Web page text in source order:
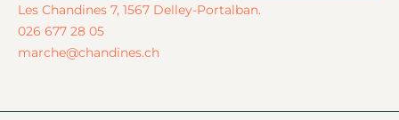
Alternative:
Les Chandines 7, 1567 Delley-Portalban.
026 677 28 05
marche@chandines.ch